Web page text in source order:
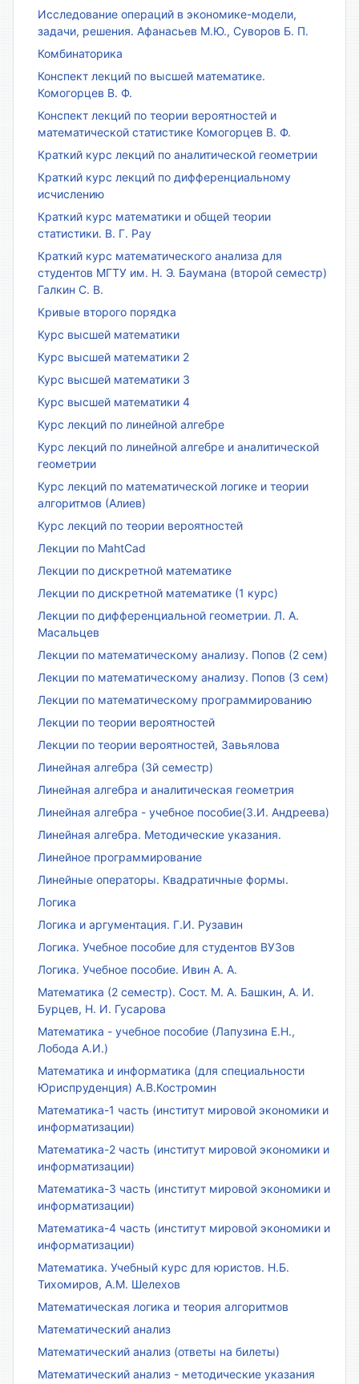
Исследование операций в экономике-модели,
задачи, решения. Афанасьев М.Ю., Суворов Б. П.
Комбинаторика
Конспект лекций по высшей математике.
Комогорцев В. Ф.
Конспект лекций по теории вероятностей и
математической статистике Комогорцев В. Ф.
Краткий курс лекций по аналитической геометрии
Краткий курс лекций по дифференциальному
исчислению
Краткий курс математики и общей теории
статистики. В. Г. Рау
Краткий курс математического анализа для
студентов МГТУ им. Н. Э. Баумана (второй семестр)
Галкин С. В.
Кривые второго порядка
Курс высшей математики
Курс высшей математики 2
Курс высшей математики 3
Курс высшей математики 4
Курс лекций по линейной алгебре
Курс лекций по линейной алгебре и аналитической
геометрии
Курс лекций по математической логике и теории
алгоритмов (Алиев)
Курс лекций по теории вероятностей
Лекции по MahtCad
Лекции по дискретной математике
Лекции по дискретной математике (1 курс)
Лекции по дифференциальной геометрии. Л. А.
Масальцев
Лекции по математическому анализу. Попов (2 сем)
Лекции по математическому анализу. Попов (3 сем)
Лекции по математическому программированию
Лекции по теории вероятностей
Лекции по теории вероятностей, Завьялова
Линейная алгебра (3й семестр)
Линейная алгебра и аналитическая геометрия
Линейная алгебра - учебное пособие(З.И. Андреева)
Линейная алгебра. Методические указания.
Линейное программирование
Линейные операторы. Квадратичные формы.
Логика
Логика и аргументация. Г.И. Рузавин
Логика. Учебное пособие для студентов ВУЗов
Логика. Учебное пособие. Ивин А. А.
Математика (2 семестр). Сост. М. А. Башкин, А. И.
Бурцев, Н. И. Гусарова
Математика - учебное пособие (Лапузина Е.Н.,
Лобода А.И.)
Математика и информатика (для специальности
Юриспруденция) А.В.Костромин
Математика-1 часть (институт мировой экономики и
информатизации)
Математика-2 часть (институт мировой экономики и
информатизации)
Математика-3 часть (институт мировой экономики и
информатизации)
Математика-4 часть (институт мировой экономики и
информатизации)
Математика. Учебный курс для юристов. Н.Б.
Тихомиров, А.М. Шелехов
Математическая логика и теория алгоритмов
Математический анализ
Математический анализ (ответы на билеты)
Математический анализ - методические указания